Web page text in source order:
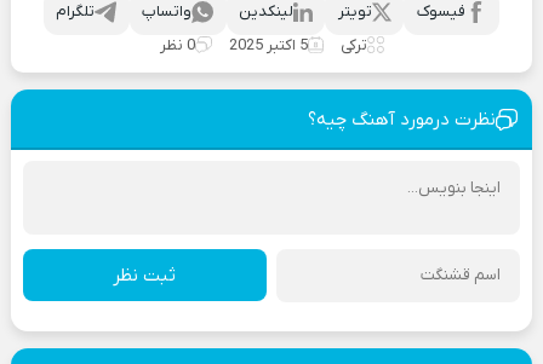
تلگرام واتساپ لینکدین تویتر
فیسوک
ترکی
5 اکتبر 2025 0 نظر
نظرت درمورد آهنگ چیه؟
ثبت نظر